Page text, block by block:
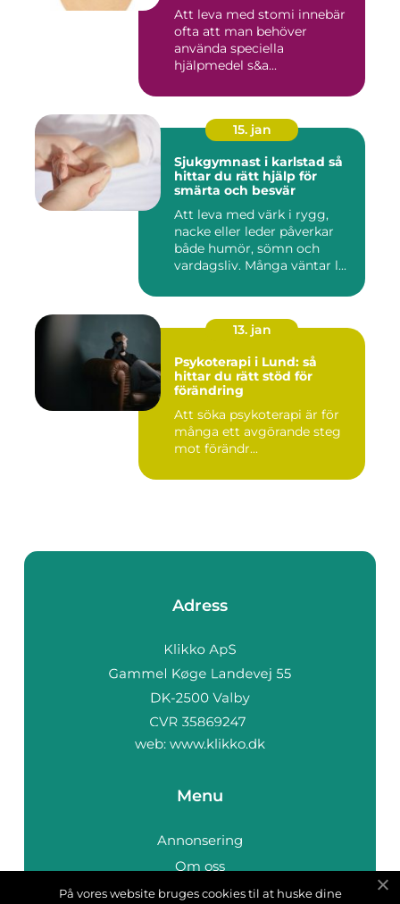
Att leva med stomi innebär
ofta att man behöver
använda speciella
hjälpmedel s&a...
15. jan
Sjukgymnast i karlstad så
hittar du rätt hjälp för
smärta och besvär
Att leva med värk i rygg,
nacke eller leder påverkar
både humör, sömn och
vardagsliv. Många väntar l...
13. jan
Psykoterapi i Lund: så
hittar du rätt stöd för
förändring
Att söka psykoterapi är för
många ett avgörande steg
mot förändr...
Adress
web: www.klikko.dk
Menu
Annonsering
Om oss
Cookies
På vores website bruges cookies til at huske dine